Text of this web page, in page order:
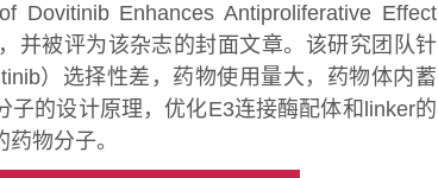
Dovitinib Enhances Antiproliferative Effect
并被评为该杂志的封面文章。该研究团队针
）选择性差，药物使用量大，药物体内蓄
的设计原理，优化E3连接酶配体和linker的
物分子。